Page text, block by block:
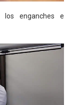
los enganches e